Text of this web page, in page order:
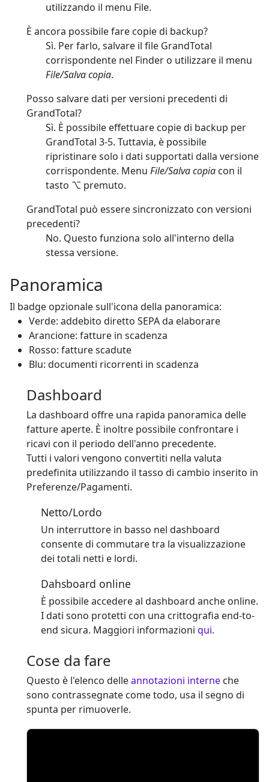
utilizzando il menu File.
È ancora possibile fare copie di backup?
Sì. Per farlo, salvare il file GrandTotal
corrispondente nel Finder o utilizzare il menu
File/Salva copia.
Posso salvare dati per versioni precedenti di
GrandTotal?
Sì. È possibile effettuare copie di backup per
GrandTotal 3-5. Tuttavia, è possibile
ripristinare solo i dati supportati dalla versione
corrispondente. Menu File/Salva copia con il
tasto ⌥ premuto.
GrandTotal può essere sincronizzato con versioni
precedenti?
No. Questo funziona solo all'interno della
stessa versione.
Panoramica
Il badge opzionale sull'icona della panoramica:
Verde: addebito diretto SEPA da elaborare
Arancione: fatture in scadenza
Rosso: fatture scadute
Blu: documenti ricorrenti in scadenza
Dashboard
La dashboard offre una rapida panoramica delle
fatture aperte. È inoltre possibile confrontare i
ricavi con il periodo dell'anno precedente.
Tutti i valori vengono convertiti nella valuta
predefinita utilizzando il tasso di cambio inserito in
Preferenze/Pagamenti.
Netto/Lordo
Un interruttore in basso nel dashboard
consente di commutare tra la visualizzazione
dei totali netti e lordi.
Dahsboard online
È possibile accedere al dashboard anche online.
I dati sono protetti con una crittografia end-to-
end sicura. Maggiori informazioni qui.
Cose da fare
Questo è l'elenco delleannotazioni interne che
sono contrassegnate come todo, usa il segno di
spunta per rimuoverle.